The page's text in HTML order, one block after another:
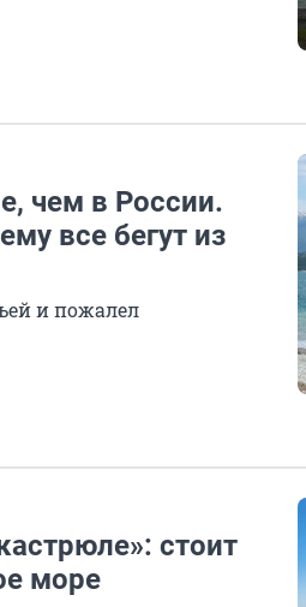
чем в России.
все бегут из
и пожалел
стоит
море